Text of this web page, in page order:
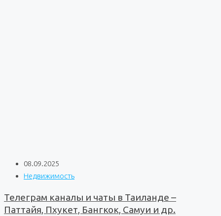
08.09.2025
Недвижимость
Телеграм каналы и чаты в Таиланде –
Паттайя, Пхукет, Бангкок, Самуи и др.